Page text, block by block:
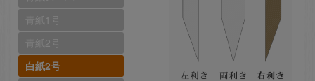
青紙1号
青紙2号
白紙2号